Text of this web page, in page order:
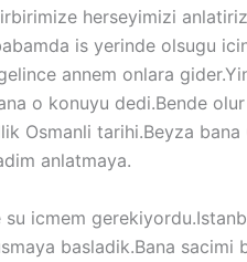
herseyimizi
is yerinde olsugu
annem onlara
o konuyu dedi.Bende
Osmanli tarihi.Beyza
anlatmaya.
icmem
basladik.Bana